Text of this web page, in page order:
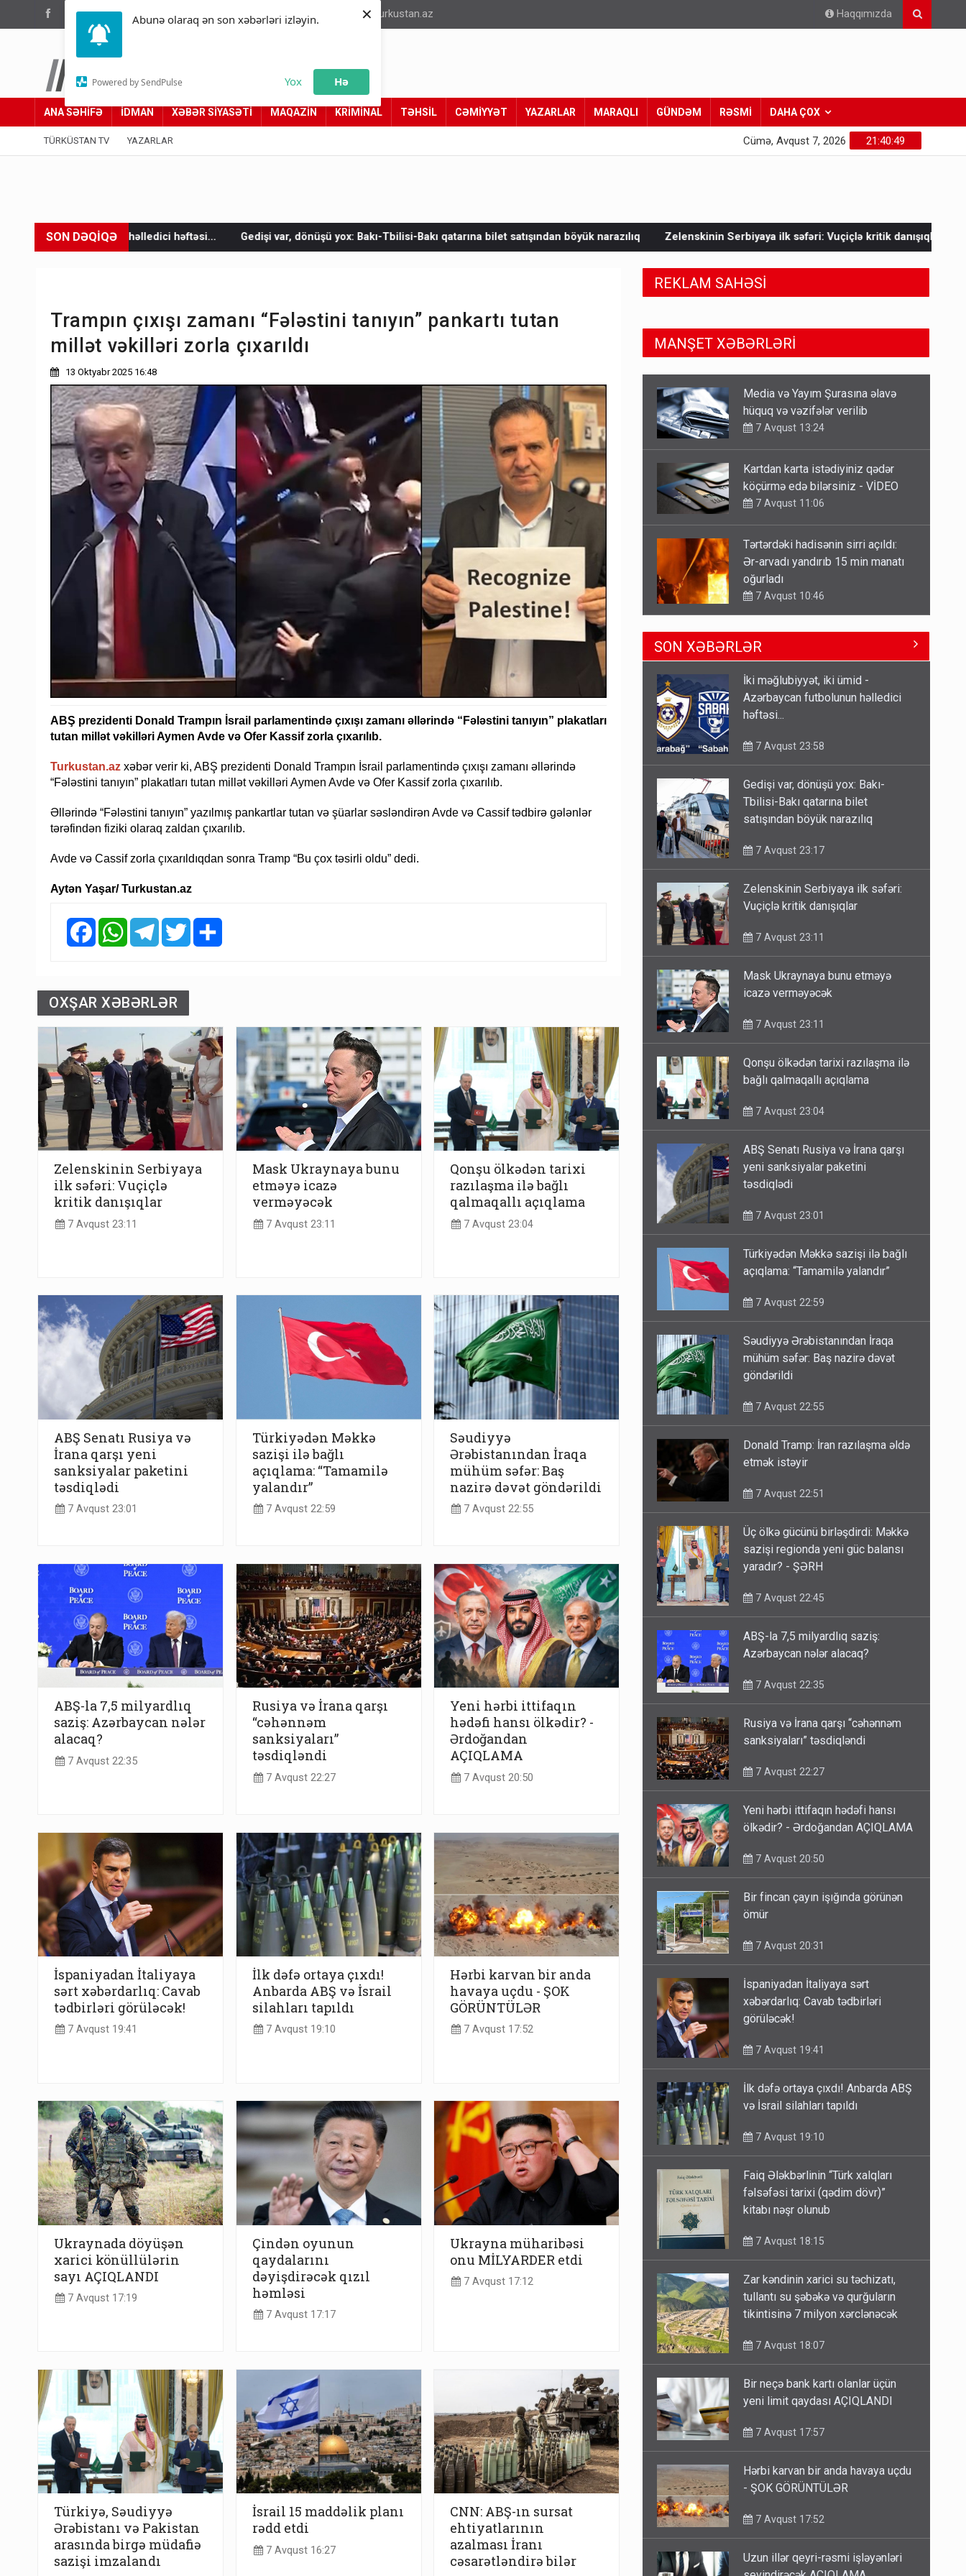
Abunə olaraq ən son xəbərləri izləyin.
Powered by SendPulse Yox Hə
×
(012) 449 94 05 info@turkustan.az Haqqımızda
Türküstan.az
Adımız yolumuzdur
ANA SƏHİFƏ İDMAN XƏBƏR SİYASƏTİ MAQAZİN KRİMİNAL TƏHSİL CƏMİYYƏT YAZARLAR MARAQLI GÜNDƏM RƏSMİ DAHA ÇOX
TÜRKÜSTAN TV YAZARLAR 21:40:50
Cümə, Avqust 7, 2026
SON DƏQİQƏ
həlledici həftəsi... Gedişi var, dönüşü yox: Bakı-Tbilisi-Bakı qatarına bilet satışından böyük narazılıq Zelenskinin Serbiyaya ilk səfəri: Vuçiçlə kritik danışıqlar Mask Ukraynaya bunu
Trampın çıxışı zamanı “Fələstini tanıyın” pankartı tutan
millət vəkilləri zorla çıxarıldı
13 Oktyabr 2025 16:48
ABŞ prezidenti Donald Trampın İsrail parlamentində çıxışı zamanı əllərində “Fələstini tanıyın” plakatları
tutan millət vəkilləri Aymen Avde və Ofer Kassif zorla çıxarılıb.
Turkustan.az xəbər verir ki, ABŞ prezidenti Donald Trampın İsrail parlamentində çıxışı zamanı əllərində
“Fələstini tanıyın” plakatları tutan millət vəkilləri Aymen Avde və Ofer Kassif zorla çıxarılıb.
Əllərində “Fələstini tanıyın” yazılmış pankartlar tutan və şüarlar səsləndirən Avde və Cassif tədbirə gələnlər
tərəfindən fiziki olaraq zaldan çıxarılıb.
Avde və Cassif zorla çıxarıldıqdan sonra Tramp “Bu çox təsirli oldu” dedi.
Aytən Yaşar/ Turkustan.az
FacebookWhatsAppTelegramTwitter
OXŞAR XƏBƏRLƏR
Zelenskinin Serbiyaya
ilk səfəri: Vuçiçlə
kritik danışıqlar
7 Avqust 23:11
Mask Ukraynaya bunu
etməyə icazə
verməyəcək
7 Avqust 23:11
Qonşu ölkədən tarixi
razılaşma ilə bağlı
qalmaqallı açıqlama
7 Avqust 23:04
ABŞ Senatı Rusiya və
İrana qarşı yeni
sanksiyalar paketini
təsdiqlədi
7 Avqust 23:01
Türkiyədən Məkkə
sazişi ilə bağlı
açıqlama: “Tamamilə
yalandır”
7 Avqust 22:59
Səudiyyə
Ərəbistanından İraqa
mühüm səfər: Baş
nazirə dəvət göndərildi
7 Avqust 22:55
ABŞ-la 7,5 milyardlıq
saziş: Azərbaycan nələr
alacaq?
7 Avqust 22:35
Rusiya və İrana qarşı
“cəhənnəm
sanksiyaları”
təsdiqləndi
7 Avqust 22:27
Yeni hərbi ittifaqın
hədəfi hansı ölkədir? -
Ərdoğandan
AÇIQLAMA
7 Avqust 20:50
İspaniyadan İtaliyaya
sərt xəbərdarlıq: Cavab
tədbirləri görüləcək!
7 Avqust 19:41
İlk dəfə ortaya çıxdı!
Anbarda ABŞ və İsrail
silahları tapıldı
7 Avqust 19:10
Hərbi karvan bir anda
havaya uçdu - ŞOK
GÖRÜNTÜLƏR
7 Avqust 17:52
Ukraynada döyüşən
xarici könüllülərin
sayı AÇIQLANDI
7 Avqust 17:19
Çindən oyunun
qaydalarını
dəyişdirəcək qızıl
həmləsi
7 Avqust 17:17
Ukrayna müharibəsi
onu MİLYARDER etdi
7 Avqust 17:12
Türkiyə, Səudiyyə
Ərəbistanı və Pakistan
arasında birgə müdafiə
sazişi imzalandı
İsrail 15 maddəlik planı
rədd etdi
7 Avqust 16:27
CNN: ABŞ-ın sursat
ehtiyatlarının
azalması İranı
cəsarətləndirə bilər
REKLAM SAHƏSİ
MANŞET XƏBƏRLƏRİ
Kartdan karta istədiyiniz qədər
köçürmə edə bilərsiniz - VİDEO
7 Avqust 11:06
Tərtərdəki hadisənin sirri açıldı:
Ər-arvadı yandırıb 15 min manatı
oğurladı
Əhaliyə hava ilə bağlı VACİB
XƏBƏRDARLIQ - Saat 11:00-dan…
7 Avqust 09:15
Gedişi var, dönüşü yox: Bakı-
Tbilisi-Bakı qatarına bilet
7 Avqust 23:17
Məhərrəmovun oğludur - DOSYE
Media və Yayım Şurasına əlavə
hüquq və vəzifələr verilib
SON XƏBƏRLƏR
İki məğlubiyyət, iki ümid -
Azərbaycan futbolunun həlledici
həftəsi...
7 Avqust 23:58
Gedişi var, dönüşü yox: Bakı-
Tbilisi-Bakı qatarına bilet
satışından böyük narazılıq
7 Avqust 23:17
Zelenskinin Serbiyaya ilk səfəri:
Vuçiçlə kritik danışıqlar
7 Avqust 23:11
Mask Ukraynaya bunu etməyə
icazə verməyəcək
7 Avqust 23:11
Qonşu ölkədən tarixi razılaşma ilə
bağlı qalmaqallı açıqlama
7 Avqust 23:04
ABŞ Senatı Rusiya və İrana qarşı
yeni sanksiyalar paketini
təsdiqlədi
7 Avqust 23:01
Türkiyədən Məkkə sazişi ilə bağlı
açıqlama: “Tamamilə yalandır”
7 Avqust 22:59
Səudiyyə Ərəbistanından İraqa
mühüm səfər: Baş nazirə dəvət
göndərildi
7 Avqust 22:55
Donald Tramp: İran razılaşma əldə
etmək istəyir
7 Avqust 22:51
Üç ölkə gücünü birləşdirdi: Məkkə
sazişi regionda yeni güc balansı
yaradır? - ŞƏRH
7 Avqust 22:45
ABŞ-la 7,5 milyardlıq saziş:
Azərbaycan nələr alacaq?
7 Avqust 22:35
Rusiya və İrana qarşı “cəhənnəm
sanksiyaları” təsdiqləndi
7 Avqust 22:27
Yeni hərbi ittifaqın hədəfi hansı
ölkədir? - Ərdoğandan AÇIQLAMA
7 Avqust 20:50
Bir fincan çayın işığında görünən
ömür
7 Avqust 20:31
İspaniyadan İtaliyaya sərt
xəbərdarlıq: Cavab tədbirləri
görüləcək!
7 Avqust 19:41
İlk dəfə ortaya çıxdı! Anbarda ABŞ
və İsrail silahları tapıldı
7 Avqust 19:10
Faiq Ələkbərlinin “Türk xalqları
fəlsəfəsi tarixi (qədim dövr)”
kitabı nəşr olunub
7 Avqust 18:15
Zar kəndinin xarici su təchizatı,
tullantı su şəbəkə və qurğuların
tikintisinə 7 milyon xərclənəcək
7 Avqust 18:07
Bir neçə bank kartı olanlar üçün
yeni limit qaydası AÇIQLANDI
7 Avqust 17:57
Hərbi karvan bir anda havaya uçdu
- ŞOK GÖRÜNTÜLƏR
7 Avqust 17:52
Uzun illər qeyri-rəsmi işləyənləri